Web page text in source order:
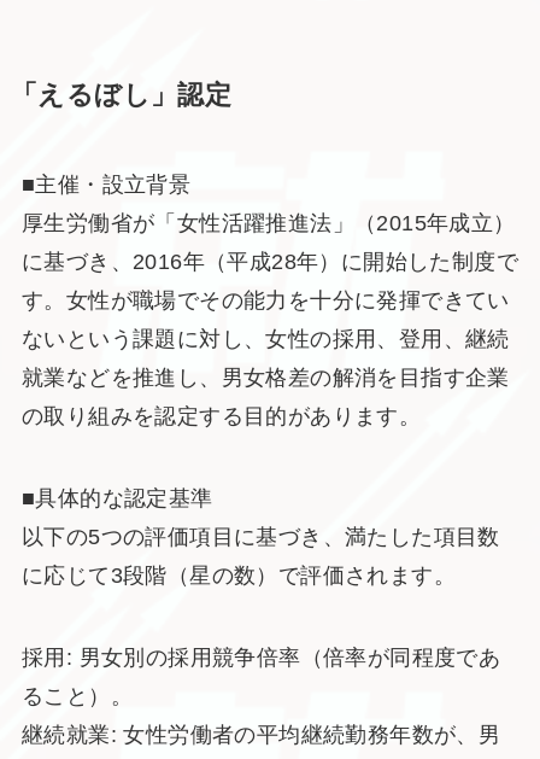
「えるぼし」認定
■主催・設立背景
厚生労働省が「女性活躍推進法」（2015年成立）
に基づき、2016年（平成28年）に開始した制度で
す。女性が職場でその能力を十分に発揮できてい
ないという課題に対し、女性の採用、登用、継続
就業などを推進し、男女格差の解消を目指す企業
の取り組みを認定する目的があります。
■具体的な認定基準
以下の5つの評価項目に基づき、満たした項目数
に応じて3段階（星の数）で評価されます。
採用: 男女別の採用競争倍率（倍率が同程度であ
ること）。
継続就業: 女性労働者の平均継続勤務年数が、男